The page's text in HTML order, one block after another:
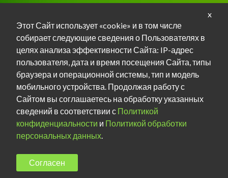
Тел:+7-917-918-85-16
Задать вопрос о занятиях в TG
Задать вопрос о занятиях в Max
Мы в ВКонтакте
Copyright © 2013-2016 Школа раннего развития "Вместе с
мамой"Политика конфиденциальности
x
Этот Сайт использует «cookie» и в том числе
собирает следующие сведения о Пользователях в
целях анализа эффективности Сайта: IP-адрес
пользователя, дата и время посещения Сайта, типы
браузера и операционной системы, тип и модель
мобильного устройства. Продолжая работу с
Сайтом вы соглашаетесь на обработку указанных
сведений в соответствии с Политикой
конфиденциальности и Политикой обработки
персональных данных.
Согласен